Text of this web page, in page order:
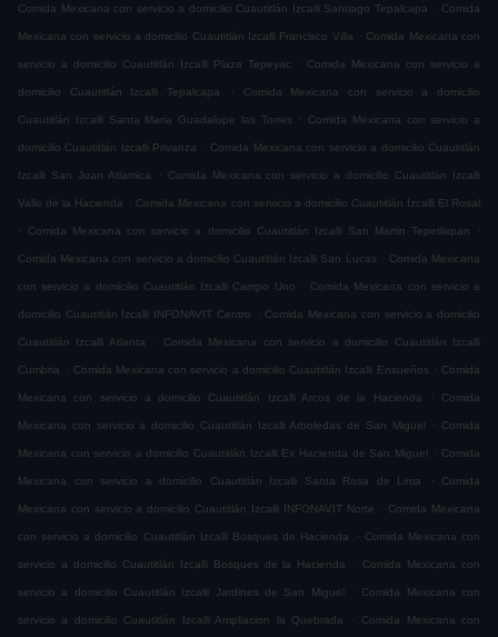
Comida Mexicana con servicio a domicilio Cuautitlán Izcalli Santiago Tepalcapa . Comida
Mexicana con servicio a domicilio Cuautitlán Izcalli Francisco Villa . Comida Mexicana con
servicio a domicilio Cuautitlán Izcalli Plaza Tepeyac . Comida Mexicana con servicio a
domicilio Cuautitlán Izcalli Tepalcapa . Comida Mexicana con servicio a domicilio
Cuautitlán Izcalli Santa Maria Guadalupe las Torres . Comida Mexicana con servicio a
domicilio Cuautitlán Izcalli Privanza . Comida Mexicana con servicio a domicilio Cuautitlán
Izcalli San Juan Atlamica . Comida Mexicana con servicio a domicilio Cuautitlán Izcalli
Valle de la Hacienda . Comida Mexicana con servicio a domicilio Cuautitlán Izcalli El Rosal
.
Comida Mexicana con servicio a domicilio Cuautitlán Izcalli San Martin Tepetlixpan .
Comida Mexicana con servicio a domicilio Cuautitlán Izcalli San Lucas . Comida Mexicana
con servicio a domicilio Cuautitlán Izcalli Campo Uno . Comida Mexicana con servicio a
domicilio Cuautitlán Izcalli INFONAVIT Centro . Comida Mexicana con servicio a domicilio
Cuautitlán Izcalli Atlanta . Comida Mexicana con servicio a domicilio Cuautitlán Izcalli
Cumbria . Comida Mexicana con servicio a domicilio Cuautitlán Izcalli Ensueños . Comida
Mexicana con servicio a domicilio Cuautitlán Izcalli Arcos de la Hacienda . Comida
Mexicana con servicio a domicilio Cuautitlán Izcalli Arboledas de San Miguel . Comida
Mexicana con servicio a domicilio Cuautitlán Izcalli Ex Hacienda de San Miguel . Comida
Mexicana con servicio a domicilio Cuautitlán Izcalli Santa Rosa de Lima . Comida
Mexicana con servicio a domicilio Cuautitlán Izcalli INFONAVIT Norte . Comida Mexicana
con servicio a domicilio Cuautitlán Izcalli Bosques de Hacienda . Comida Mexicana con
servicio a domicilio Cuautitlán Izcalli Bosques de la Hacienda . Comida Mexicana con
servicio a domicilio Cuautitlán Izcalli Jardines de San Miguel . Comida Mexicana con
servicio a domicilio Cuautitlán Izcalli Ampliacion la Quebrada . Comida Mexicana con